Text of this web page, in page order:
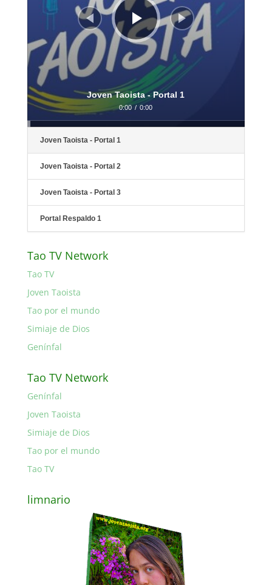
Joven Taoista - Portal 1
0:00 / 0:00
Joven Taoista - Portal 1
Joven Taoista - Portal 2
Joven Taoista - Portal 3
Portal Respaldo 1
Tao TV Network
Tao TV
Joven Taoista
Tao por el mundo
Simiaje de Dios
Genínfal
Tao TV Network
Genínfal
Joven Taoista
Simiaje de Dios
Tao por el mundo
Tao TV
limnario